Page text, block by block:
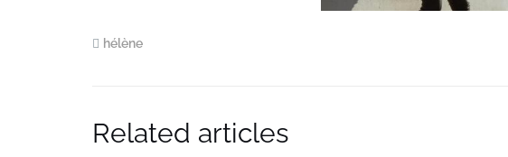
hélène
Related articles